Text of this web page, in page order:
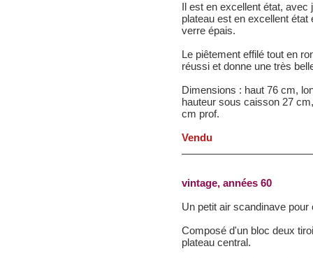
Il est en excellent état,
plateau est en excellent
verre épais.
Le piêtement effilé tout en
réussi et donne une très
Dimensions : haut 76 cm,
hauteur sous caisson 27
cm prof.
Vendu
vintage, années 60
Un petit air scandinave
Composé d'un bloc deux
plateau central.